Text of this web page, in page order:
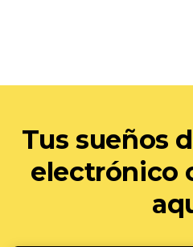
Tus sueños
electrónico